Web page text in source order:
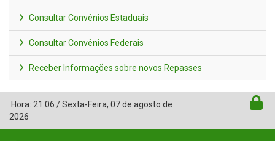
Consultar Convênios Estaduais
Consultar Convênios Federais
Receber Informações sobre novos Repasses
Hora: 21:06 /Sexta-Feira, 07 de agosto de
2026